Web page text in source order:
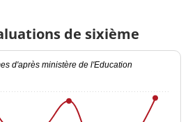
de sixième
d'après ministère de l'Education